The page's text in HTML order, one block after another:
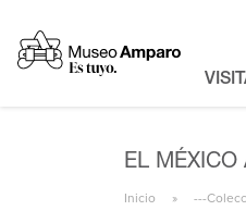
EL MÉXICO
Inicio ---